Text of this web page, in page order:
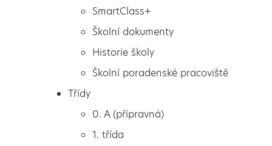
Pro budoucí prvňáčky
Rozvrhy hodin
Školská rada
SmartClass+
Školní dokumenty
Historie školy
Školní poradenské pracoviště
Třídy
0. A (přípravná)
1. třída
Vánoční kuchtění s
kroužkem Kuchtíci